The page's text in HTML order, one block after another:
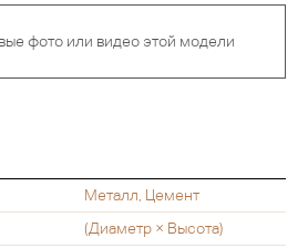
фото или видео этой модели
Металл, Цемент
(Диаметр × Высота)